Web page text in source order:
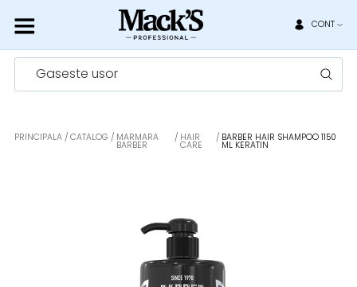
CONT
Gaseste usor
PRINCIPALA CATALOG MARMARA
BARBER
HAIR
CARE
BARBER HAIR SHAMPOO 1150
ML KERATIN